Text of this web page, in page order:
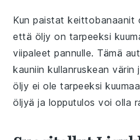
Kun paistatkeittobanaanit
että öljy on tarpeeksi
viipaleet pannulle. Tämä
kauniinkullanruskean värin
öljy ei ole tarpeeksi
öljyä ja lopputulos voi olla